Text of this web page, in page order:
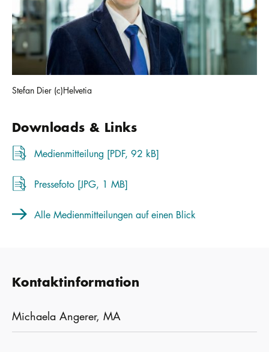
Stefan Dier (c)Helvetia
Downloads & Links
Medienmitteilung [PDF, 92 kB]
Pressefoto [JPG, 1 MB]
Alle Medienmitteilungen auf einen Blick
Kontaktinformation
Michaela Angerer, MA